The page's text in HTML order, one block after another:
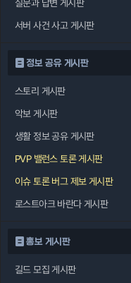
질문과 답변 게시판
서버 사건 사고 게시판
정보 공유 게시판
스토리 게시판
악보 게시판
생활 정보 공유 게시판
PVP 밸런스 토론 게시판
이슈 토론 버그 제보 게시판
로스트아크 바란다 게시판
홍보 게시판
길드 모집 게시판